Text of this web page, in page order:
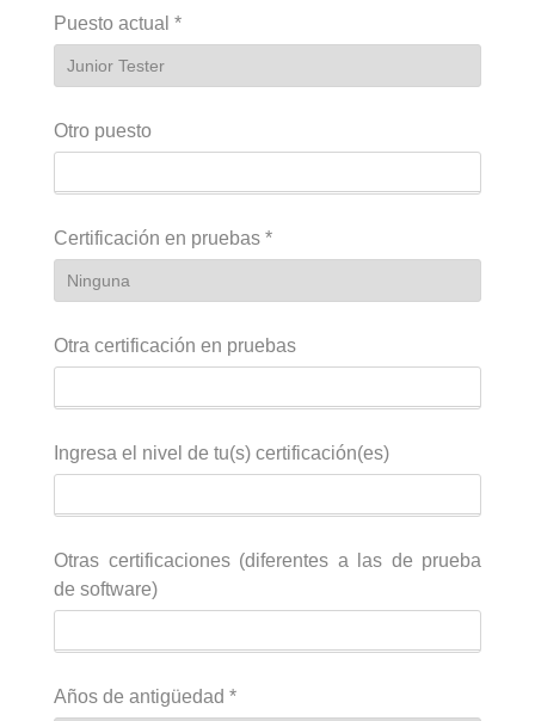
Puesto actual *
Otro puesto
Certificación en pruebas *
Otra certificación en pruebas
Ingresa el nivel de tu(s) certificación(es)
Otras certificaciones (diferentes a las de prueba
de software)
Años de antigüedad *